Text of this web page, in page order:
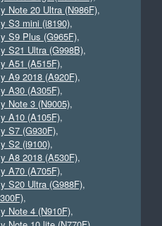
Note 20 Ultra (N986F),
S3 mini (i8190),
S9 Plus (G965F),
S21 Ultra (G998B),
A51 (A515F),
A9 2018 (A920F),
A30 (A305F),
Note 3 (N9005),
A10 (A105F),
S7 (G930F),
S2 (i9100),
A8 2018 (A530F),
A70 (A705F),
S20 Ultra (G988F),
,
Note 4 (N910F),